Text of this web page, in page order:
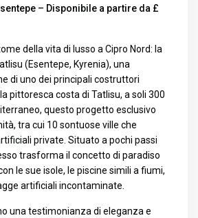
– Disponibile a partire da £
della vita di lusso a Cipro Nord: la
(Esentepe, Kyrenia), una
di uno dei principali costruttori
pittoresca costa di Tatlisu, a soli 300
questo progetto esclusivo
tra cui 10 sontuose ville che
private. Situato a pochi passi
trasforma il concetto di paradiso
le sue isole, le piscine simili a fiumi,
artificiali incontaminate.
una testimonianza di eleganza e